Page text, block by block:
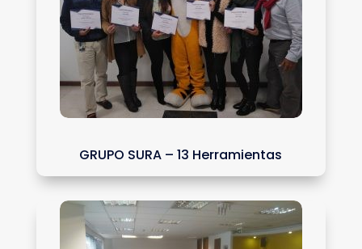
GRUPO SURA – 13 Herramientas